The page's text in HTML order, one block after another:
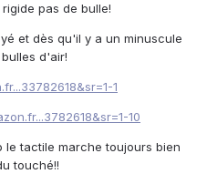
pas de bulle!
et dès qu'il y a un minuscule
d'air!
1
10
tactile marche toujours bien
touché!!